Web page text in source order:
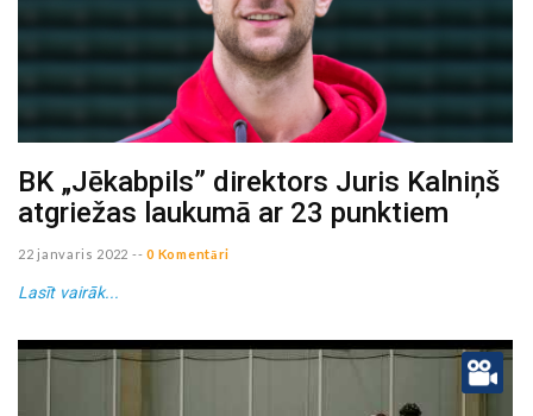
BK „Jēkabpils” direktors Juris Kalniņš
atgriežas laukumā ar 23 punktiem
22 janvaris 2022 -- 0 Komentāri
Lasīt vairāk...